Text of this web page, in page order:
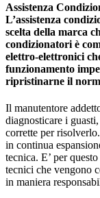
Assistenza
L’assistenza
scelta della marca
condizionatori è
elettro-elettronici
funzionamento
ripristinarne il
Il manutentore
diagnosticare i
corrette per
in continua
tecnica. E’ per
tecnici che vengono
in maniera